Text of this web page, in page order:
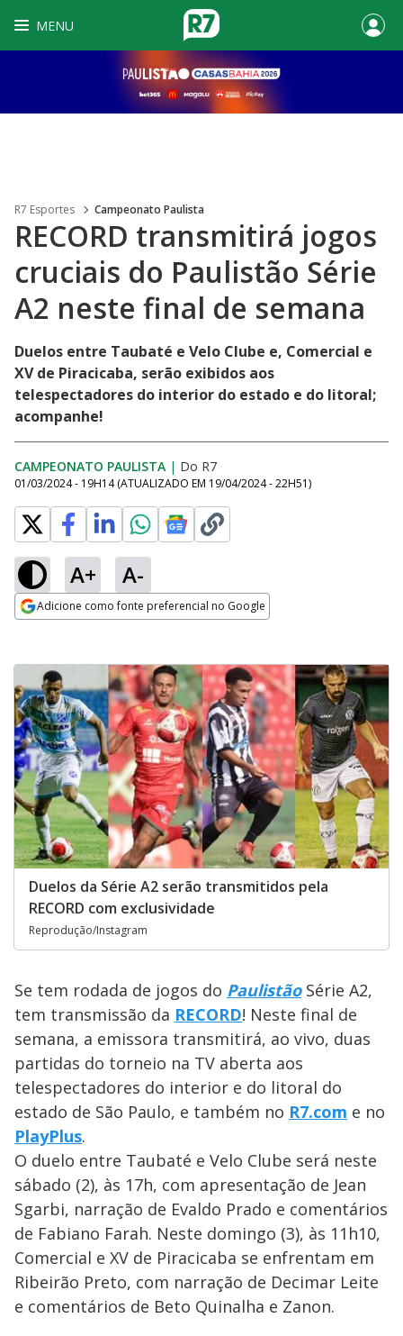
MENU
R7 Esportes Campeonato Paulista
RECORD transmitirá jogos
cruciais do Paulistão Série
A2 neste final de semana
Duelos entre Taubaté e Velo Clube e, Comercial e
XV de Piracicaba, serão exibidos aos
telespectadores do interior do estado e do litoral;
acompanhe!
CAMPEONATO PAULISTA | Do R7
01/03/2024 - 19H14 (ATUALIZADO EM 19/04/2024 - 22H51)
A+ A-
Adicione como fonte preferencial no Google
Duelos da Série A2 serão transmitidos pela
RECORD com exclusividade
Reprodução/Instagram
Se tem rodada de jogos do PaulistãoSérie A2,
tem transmissão da RECORD! Neste final de
semana, a emissora transmitirá, ao vivo, duas
partidas do torneio na TV aberta aos
telespectadores do interior e do litoral do
estado de São Paulo, e também no R7.com e no
PlayPlus.
O duelo entre Taubaté e Velo Clube será neste
sábado (2), às 17h, com apresentação de Jean
Sgarbi, narração de Evaldo Prado e comentários
de Fabiano Farah. Neste domingo (3), às 11h10,
Comercial e XV de Piracicaba se enfrentam em
Ribeirão Preto, com narração de Decimar Leite
e comentários de Beto Quinalha e Zanon.